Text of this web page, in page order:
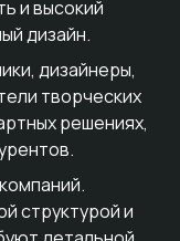
и высокий
дизайн.
дизайнеры,
творческих
решениях,
структурой и